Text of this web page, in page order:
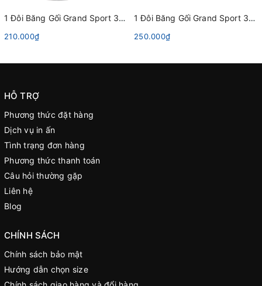
1 Đôi Băng Gối Grand Sport 373652 Đen
210.000₫
1 Đôi Băng Gối Grand Sport 373651 Đen
250.000₫
HỖ TRỢ
Phương thức đặt hàng
Dịch vụ in ấn
Tình trạng đơn hàng
Phương thức thanh toán
Câu hỏi thường gặp
Liên hệ
Blog
CHÍNH SÁCH
Chính sách bảo mật
Hướng dẫn chọn size